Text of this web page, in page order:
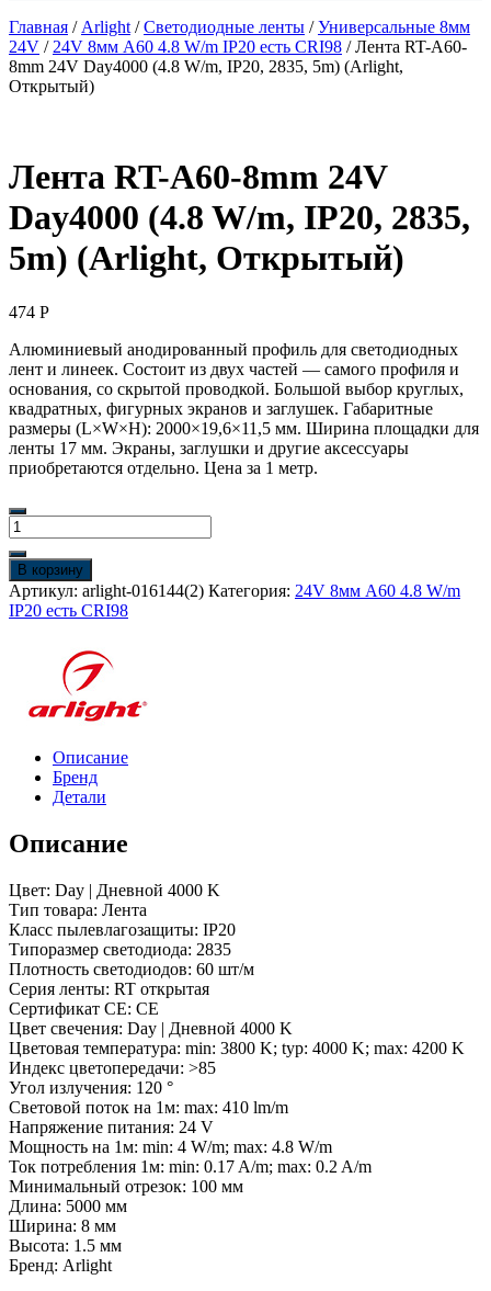
Главная / Arlight /Светодиодные ленты /Универсальные 8мм
24V / 24V 8мм A60 4.8 W/m IP20 есть CRI98 / Лента RT-A60-
8mm 24V Day4000 (4.8 W/m, IP20, 2835, 5m) (Arlight,
Открытый)
Лента RT-A60-8mm 24V
Day4000 (4.8 W/m, IP20, 2835,
5m) (Arlight, Открытый)
474 Р
Алюминиевый анодированный профиль для светодиодных
лент и линеек. Состоит из двух частей — самого профиля и
основания, со скрытой проводкой. Большой выбор круглых,
квадратных, фигурных экранов и заглушек. Габаритные
размеры (L×W×H): 2000×19,6×11,5 мм. Ширина площадки для
ленты 17 мм. Экраны, заглушки и другие аксессуары
приобретаются отдельно. Цена за 1 метр.
Количество
товара
Лента
RT-
A60-
8mm
Day4000
W/m,
IP20,
(Arlight,
Открытый)
В корзину
Артикул: arlight-016144(2) Категория: 24V 8мм A60 4.8 W/m
IP20 есть CRI98
Описание
Бренд
Детали
Описание
Цвет: Day | Дневной 4000 K
Тип товара: Лента
Класс пылевлагозащиты: IP20
Типоразмер светодиода: 2835
Плотность светодиодов: 60 шт/м
Серия ленты: RT открытая
Сертификат CE: CE
Цвет свечения: Day | Дневной 4000 K
Цветовая температура: min: 3800 K; typ: 4000 K; max: 4200 K
Индекс цветопередачи: >85
Угол излучения: 120 °
Световой поток на 1м: max: 410 lm/m
Напряжение питания: 24 V
Мощность на 1м: min: 4 W/m; max: 4.8 W/m
Ток потребления 1м: min: 0.17 A/m; max: 0.2 A/m
Минимальный отрезок: 100 мм
Длина: 5000 мм
Ширина: 8 мм
Высота: 1.5 мм
Бренд: Arlight